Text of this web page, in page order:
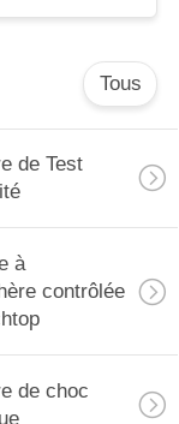
Tous
de Test
à
contrôlée
de choc